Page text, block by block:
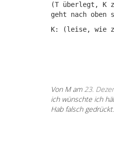
(T überlegt, K
geht nach oben
K: (leise, wie
Von M am 23.
ich wünschte ich
Hab falsch